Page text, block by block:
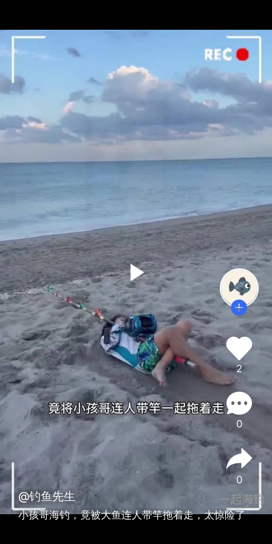
2
0
0
@钓鱼先生
小孩哥海钓，竟被大鱼连人带竿拖着走，太惊险了